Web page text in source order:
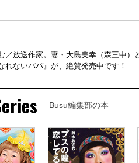
／放送作家。妻・大島美幸（森三中
れないパパ』が、絶賛発売中です！
Busu編集部の本